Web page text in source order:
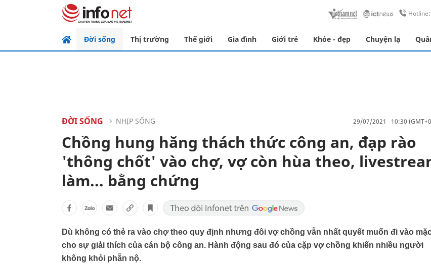
Đời sống Thị trường Thế giới Gia đình Giới trẻ Khỏe - đẹp Chuyện lạ
ĐỜI SỐNG NHỊP SỐNG 29/07/2021 10:30
Chồng hung hăng thách thức công an, đạp rào
'thông chốt' vào chợ, vợ còn hùa theo,
làm... bằng chứng
Dù không có thẻ ra vào chợ theo quy định nhưng đôi vợ chồng vẫn nhất quyết muốn đi vào
cho sự giải thích của cán bộ công an. Hành động sau đó của cặp vợ chồng khiến nhiều người
không khỏi phẫn nộ.